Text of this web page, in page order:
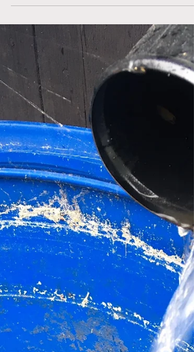
Positiva klubben
Till skillnad från förra veckan tänkte jag bara vara
positiv idag! Den utlovade redogörelsen för
Allelopati kommer jag således att skjuta...